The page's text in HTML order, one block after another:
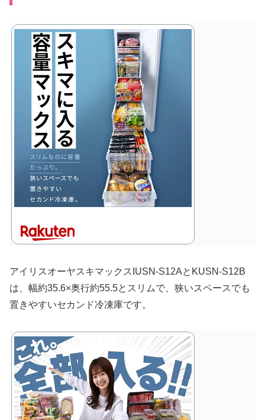
アイリスオーヤスキマックスIUSN-S12AとKUSN-S12B
は、幅約35.6×奥行約55.5とスリムで、狭いスペースでも
置きやすいセカンド冷凍庫です。